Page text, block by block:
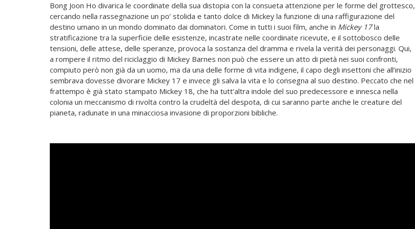
Bong Joon Ho divarica le coordinate della sua distopia con la consueta attenzione per le forme del grottesco,
cercando nella rassegnazione un po’ stolida e tanto dolce di Mickey la funzione di una raffigurazione del
destino umano in un mondo dominato dai dominatori. Come in tutti i suoi film, anche in Mickey 17la
stratificazione tra la superficie delle esistenze, incastrate nelle coordinate ricevute, e il sottobosco delle
tensioni, delle attese, delle speranze, provoca la sostanza del dramma e rivela la verità dei personaggi. Qui,
a rompere il ritmo del riciclaggio di Mickey Barnes non può che essere un atto di pietà nei suoi confronti,
compiuto però non già da un uomo, ma da una delle forme di vita indigene, il capo degli insettoni che all’inizio
sembrava dovesse divorare Mickey 17 e invece gli salva la vita e lo consegna al suo destino. Peccato che nel
frattempo è già stato stampato Mickey 18, che ha tutt’altra indole del suo predecessore e innesca nella
colonia un meccanismo di rivolta contro la crudeltà del despota, di cui saranno parte anche le creature del
pianeta, radunate in una minacciosa invasione di proporzioni bibliche.